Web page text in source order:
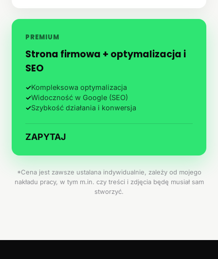
PREMIUM
Strona firmowa + optymalizacja i
SEO
✓Kompleksowa optymalizacja
✓Widoczność w Google (SEO)
✓Szybkość działania i konwersja
ZAPYTAJ
*Cena jest zawsze ustalana indywidualnie, zależy od mojego
nakładu pracy, w tym m.in. czy treści i zdjęcia będę musiał sam
stworzyć.